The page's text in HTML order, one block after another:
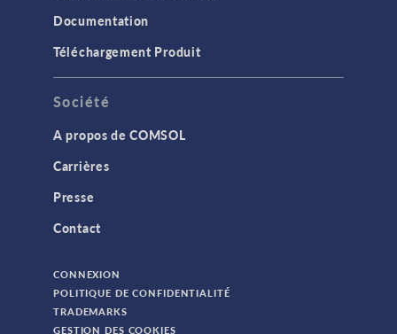
Documentation
Téléchargement Produit
Société
A propos de COMSOL
Carrières
Presse
Contact
CONNEXION
POLITIQUE DE CONFIDENTIALITÉ
TRADEMARKS
GESTION DES COOKIES